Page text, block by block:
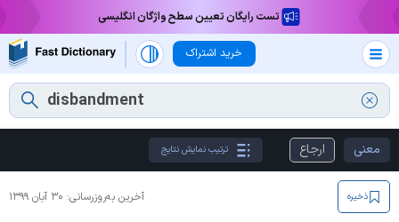
تست رایگان تعیین سطح واژگان انگلیسی
خرید اشتراک
معنی ارجاع ترتیب نمایش نتایج
آخرین به‌روزرسانی: ۳۰ آبان ۱۳۹۹ ذخیره